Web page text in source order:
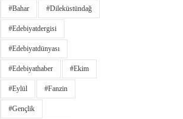
#bahar #dileküstündağ
#edebiyatdergisi
#edebiyatdünyası
#edebiyathaber #ekim
#eylül #fanzin
#gençlik